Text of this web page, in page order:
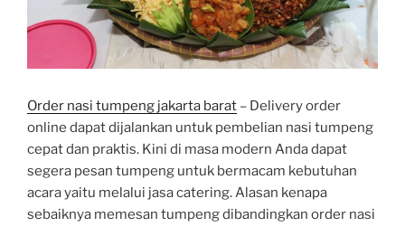
Order nasi tumpeng jakarta barat – Delivery order
online dapat dijalankan untuk pembelian nasi tumpeng
cepat dan praktis. Kini di masa modern Anda dapat
segera pesan tumpeng untuk bermacam kebutuhan
acara yaitu melalui jasa catering. Alasan kenapa
sebaiknya memesan tumpeng dibandingkan order nasi